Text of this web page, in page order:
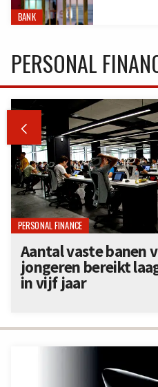
BANK
PERSONAL

PERSONAL FINANCE
Aantal vaste banen
jongeren bereikt
in vijf jaar